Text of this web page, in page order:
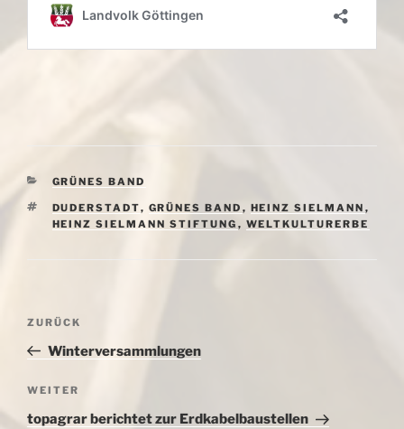
KATEGORIEN
GRÜNES BAND
SCHLAGWÖRTER
DUDERSTADT, GRÜNES BAND , HEINZ SIELMANN ,
HEINZ SIELMANN STIFTUNG , WELTKULTURERBE
Beitragsnavigation
Vorheriger
Beitrag
ZURÜCK
Winterversammlungen
Nächster
Beitrag
WEITER
topagrar berichtet zur Erdkabelbaustellen